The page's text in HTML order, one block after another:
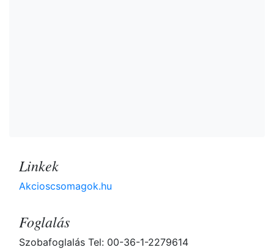
Linkek
Akcioscsomagok.hu
Foglalás
Szobafoglalás Tel: 00-36-1-2279614